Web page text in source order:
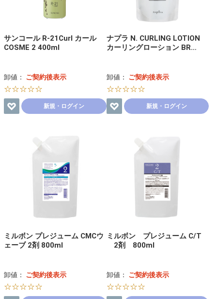
サンコール R-21Curl カール
COSME 2 400ml
卸値： ご契約後表示
☆☆☆☆☆
新規・ログイン
ナプラ N. CURLING LOTION
カーリングローション BR…
卸値： ご契約後表示
☆☆☆☆☆
新規・ログイン
ミルボン プレジューム CMCウ
ェーブ 2剤 800ml
卸値： ご契約後表示
☆☆☆☆☆
ミルボン プレジューム C/T
2剤 800ml
卸値： ご契約後表示
☆☆☆☆☆